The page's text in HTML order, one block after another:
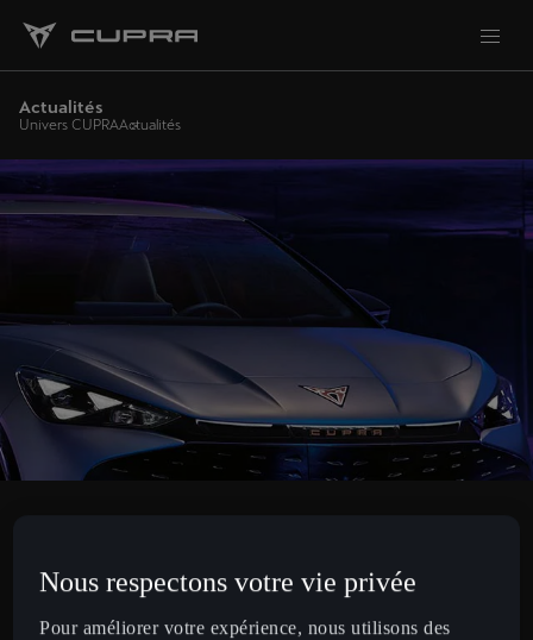
Actualités
Univers CUPRAActualités
Retrouvez toutes les actualités et contenus autour de la
marque CUPRA.
Nous respectons votre vie privée
Pour améliorer votre expérience, nous utilisons des